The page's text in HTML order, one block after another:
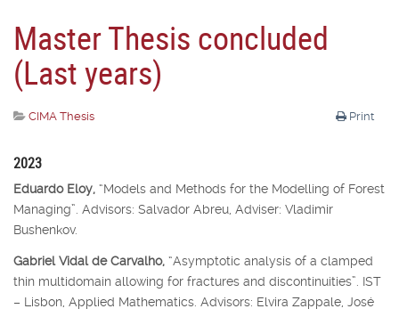
Master Thesis concluded
(Last years)
Print
CIMA Thesis
2023
Eduardo Eloy, “Models and Methods for the Modelling of Forest
Managing”. Advisors: Salvador Abreu, Adviser: Vladimir
Bushenkov.
Gabriel Vidal de Carvalho, “Asymptotic analysis of a clamped
thin multidomain allowing for fractures and discontinuities”. IST
– Lisbon, Applied Mathematics. Advisors: Elvira Zappale, José